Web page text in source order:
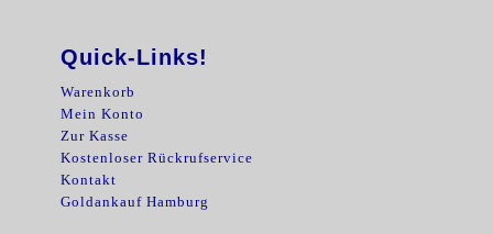
Quick-Links!
Warenkorb
Mein Konto
Zur Kasse
Kostenloser Rückrufservice
Kontakt
Goldankauf Hamburg